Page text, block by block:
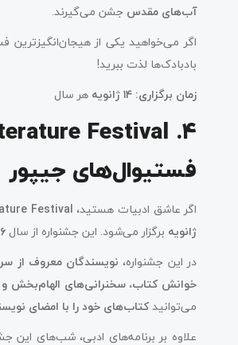
آب‌های مقدس جشن می‌گیرند.
اگر می‌خواهید یکی از هیجان‌انگیزترین
بادبادک‌ها لذت ببرید!
زمان برگزاری: ۱۴ژانویه هر سال
فستیوال‌های جیپور
اگر عاشق ادبیات هستید، Festival
ژانویه برگزار می‌شود. این جشنواره از سال
در این جشنواره، نویسندگان معروف از
خوانش کتاب، سخنرانی‌های الهام‌بخش و
می‌توانیدکتاب‌های خود را با امضای
علاوه بر برنامه‌های ادبی، شب‌های این